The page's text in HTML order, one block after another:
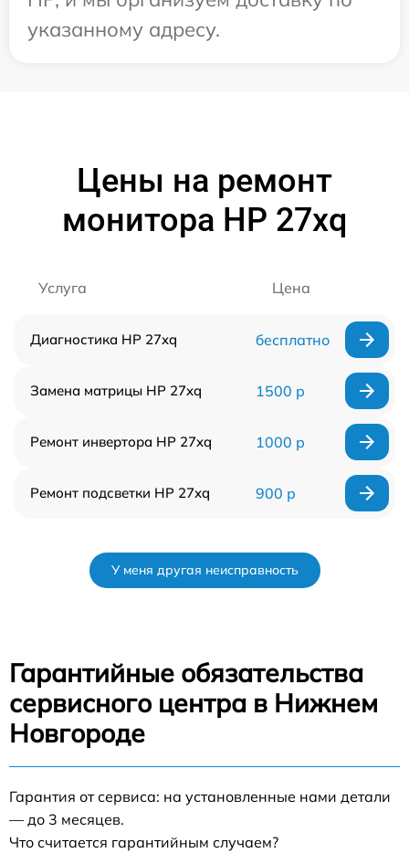
указанному адресу.
Цены на ремонт
монитора HP 27xq
Услуга Цена
Диагностика HP 27xq бесплатно
Замена матрицы HP 27xq 1500 р
Ремонт инвертора HP 27xq 1000 р
Ремонт подсветки HP 27xq 900 р
У меня другая неисправность
Гарантийные обязательства
сервисного центра в Нижнем
Новгороде
Гарантия от сервиса: на установленные нами детали
— до 3 месяцев.
Что считается гарантийным случаем?